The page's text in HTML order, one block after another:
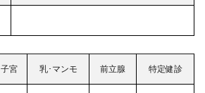
子宮 乳･マンモ 前立腺 特定健診